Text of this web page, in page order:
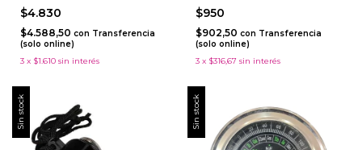
$4.830
$4.588,50 con Transferencia
(solo online)
3 x $1.610 sin interés
$950
$902,50 con Transferencia
(solo online)
3 x $316,67 sin interés
Sin stock Sin stock